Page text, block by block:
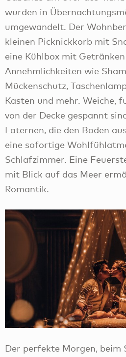
wurden in
umgewandelt. Der
kleinen Picknickkorb mit
eine Kühlbox mit
Annehmlichkeiten wie
Mückenschutz,
Kasten und mehr. Weiche,
von der Decke gespannt
Laternen, die den Boden
eine sofortige
Schlafzimmer. Eine
mit Blick auf das Meer
Romantik.
Der perfekte Morgen, beim